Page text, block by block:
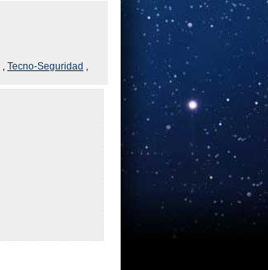
, Tecno-Seguridad ,